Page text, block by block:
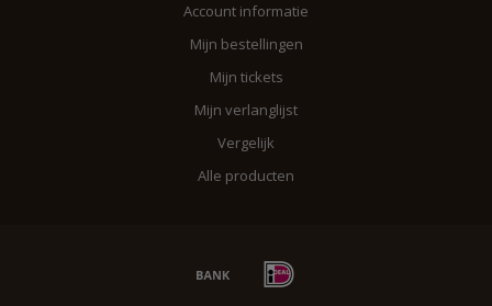
Account informatie
Mijn bestellingen
Mijn tickets
Mijn verlanglijst
Vergelijk
Alle producten